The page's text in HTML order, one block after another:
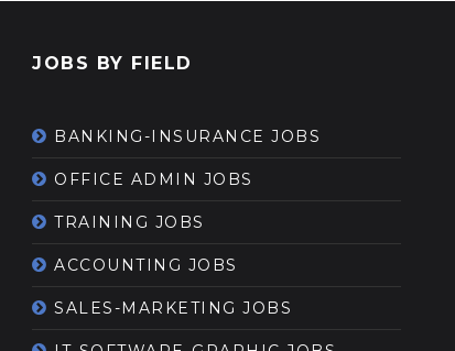
JOBS BY FIELD
BANKING-INSURANCE JOBS
OFFICE ADMIN JOBS
TRAINING JOBS
ACCOUNTING JOBS
SALES-MARKETING JOBS